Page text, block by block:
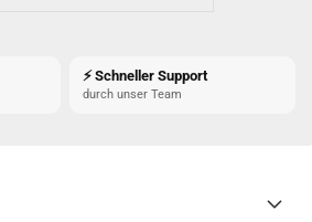
⚡ Schneller Support
durch unser Team